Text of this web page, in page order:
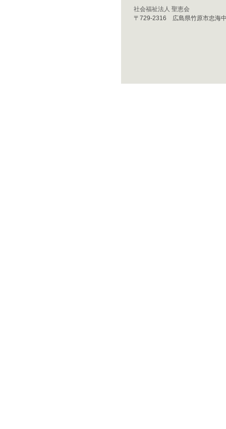
社会福祉法人 聖恵会
〒729-2316 広島県竹原市忠海